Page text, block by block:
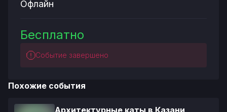
Офлайн
Бесплатно
Событие завершено
Похожие события
Архитектурные каты в Казани